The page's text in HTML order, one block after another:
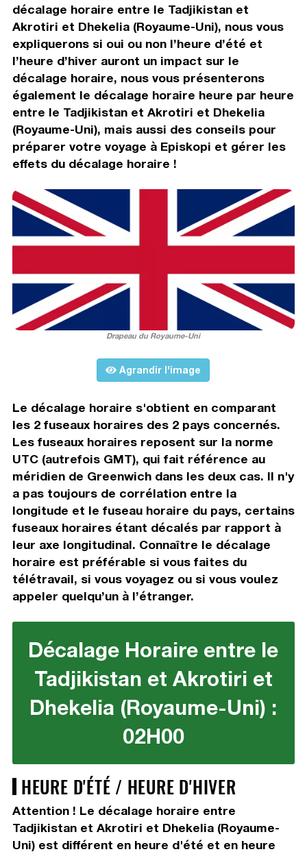
décalage horaire entre le Tadjikistan et
Akrotiri et Dhekelia (Royaume-Uni), nous vous
expliquerons si oui ou non l’heure d’été et
l’heure d’hiver auront un impact sur le
décalage horaire, nous vous présenterons
également le décalage horaire heure par heure
entre le Tadjikistan et Akrotiri et Dhekelia
(Royaume-Uni), mais aussi des conseils pour
préparer votre voyage à Episkopi et gérer les
effets du décalage horaire !
Drapeau du Royaume-Uni
Agrandir l'image
Le décalage horaire s'obtient en comparant
les 2 fuseaux horaires des 2 pays concernés.
Les fuseaux horaires reposent sur la norme
UTC (autrefois GMT), qui fait référence au
méridien de Greenwich dans les deux cas. Il n'y
a pas toujours de corrélation entre la
longitude et le fuseau horaire du pays, certains
fuseaux horaires étant décalés par rapport à
leur axe longitudinal. Connaître le décalage
horaire est préférable si vous faites du
télétravail, si vous voyagez ou si vous voulez
appeler quelqu’un à l’étranger.
Décalage Horaire entre le
Tadjikistan et Akrotiri et
Dhekelia (Royaume-Uni) :
02H00
HEURE D'ÉTÉ / HEURE D'HIVER
Attention ! Le décalage horaire entre
Tadjikistan et Akrotiri et Dhekelia (Royaume-
Uni) est différent en heure d'été et en heure